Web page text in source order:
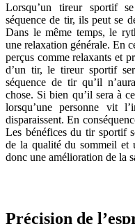
Lorsqu’un tireur sportif
séquence de tir, ils peut se
Dans le même temps, le
une relaxation générale. En
perçus comme relaxants et
d’un tir, le tireur sportif
séquence de tir qu’il
chose. Si bien qu’il sera à
lorsqu’une personne vit
disparaissent. En
Les bénéfices du tir sportif
de la qualité du sommeil et
donc une amélioration de la
Précision de